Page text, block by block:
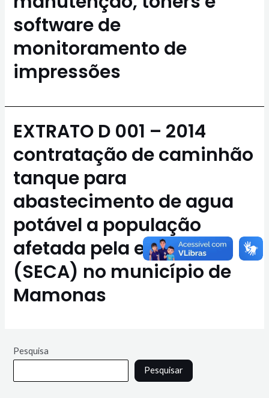
software de
monitoramento de
impressões
EXTRATO D 001 – 2014
contratação de caminhão
tanque para
abastecimento de agua
potável a população
afetada pela estiagem
(SECA) no município de
Mamonas
Pesquisa
Pesquisar